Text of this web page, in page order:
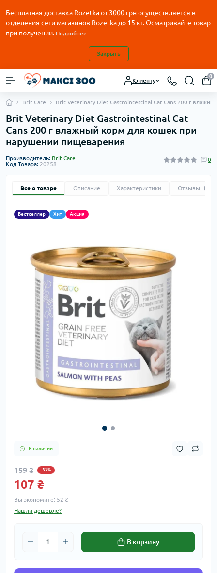
Бесплатная доставка Rozetka от3000 грн осуществляется в
отделения сети магазинов Rozetka до 15 кг. Осматривайте товар
при получении. Подробнее
Закрыть
Клиенту
0
Brit Care Brit Veterinary Diet Gastrointestinal Cat Cans 200 г
Brit Veterinary Diet Gastrointestinal Cat
Cans 200 г влажный корм для кошек при
нарушении пищеварения
Производитель: Brit Care
Код Товара: 20258
0
Все о товаре Описание Характеристики Отзывы
Бестселлер Хит Акция
В наличии
159 ₴ -33%
107 ₴
Вы экономите: 52 ₴
Нашли дешевле?
В корзину